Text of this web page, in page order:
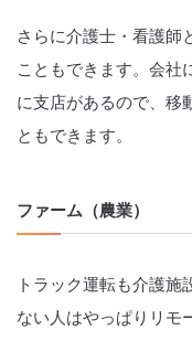
さらに介護士・看護師
こともできます。会社
に支店があるので、移
ともできます。
ファーム（農業）
トラック運転も介護
ない人はやっぱりリモ